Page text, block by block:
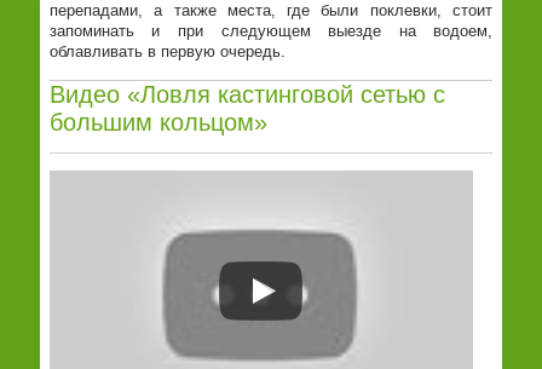
перепадами, а также места, где были поклевки, стоит
запоминать и при следующем выезде на водоем,
облавливать в первую очередь.
Видео «Ловля кастинговой сетью с
большим кольцом»